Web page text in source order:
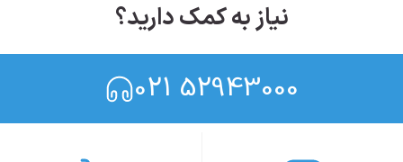
نیاز به کمک دارید؟
021 52943000